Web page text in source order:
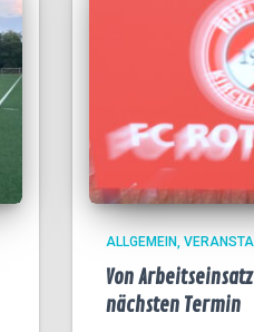
ALLGEMEIN
Von
nächsten Termin